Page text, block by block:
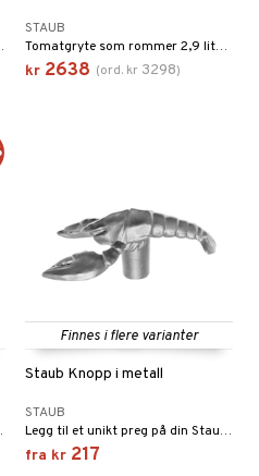
6,7 liter.
STAUB
Tomatgryte som rommer 2,9 liter fra Staub i en nydelig kirsebærfarge.
kr 2638 (ord. kr 3298)
og utvendig.
Finnes i flere varianter
Staub Knopp i metall
STAUB
Legg til et unikt preg på din Staub -gryte!
fra kr 217